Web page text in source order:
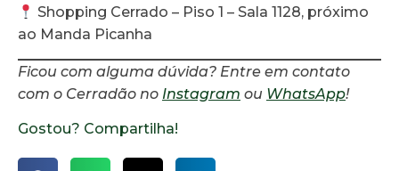
Shopping Cerrado – Piso 1 – Sala 1128, próximo
ao Manda Picanha
Ficou com alguma dúvida? Entre em contato
com o Cerradão no Instagram ou WhatsApp!
Gostou? Compartilha!